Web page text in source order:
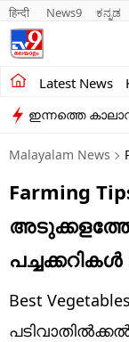
हिन्दी News9 ಕನ್ನಡ
Latest News
Kerala
India
Entertainment
Business
Education
Lifestyle
ഇന്നത്തെ
Malayalam News
Farming
പച്ചക്കറികൾ
Best